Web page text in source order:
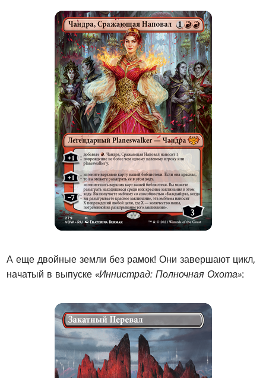
А еще двойные земли без рамок! Они завершают цикл,
начатый в выпуске«Иннистрад: Полночная Охота»: